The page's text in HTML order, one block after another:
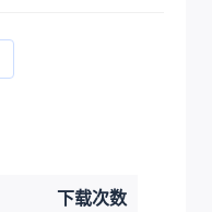
下载次数